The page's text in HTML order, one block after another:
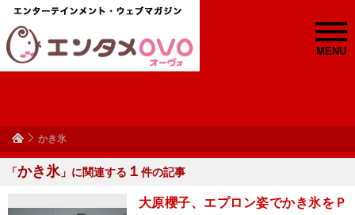
MENU
かき氷
「かき氷」に関連する １ 件の記事
大原櫻子、エプロン姿でかき氷をＰ